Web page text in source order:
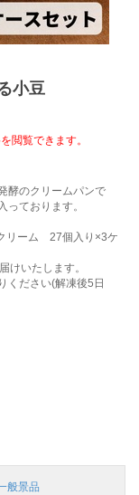
小豆
閲覧できます。
酵のクリームパンで
ております。
リーム 27個入り×3ケ
けいたします。
ださい(解凍後5日
般景品